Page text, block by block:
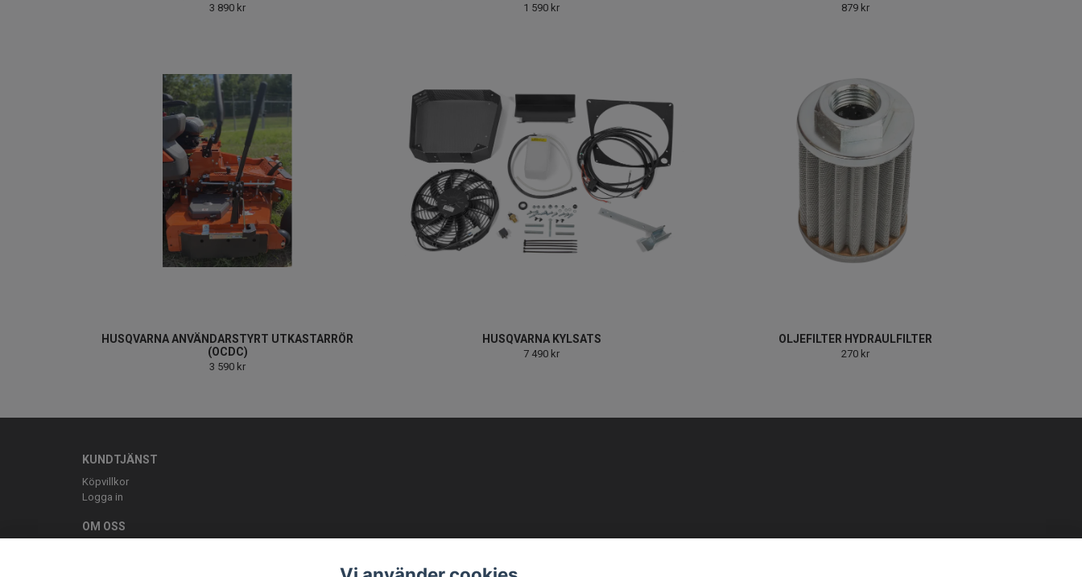
3 890 kr 1 590 kr 879 kr
HUSQVARNA ANVÄNDARSTYRT UTKASTARRÖR
(OCDC)
3 590 kr
HUSQVARNA KYLSATS
7 490 kr
OLJEFILTER HYDRAULFILTER
270 kr
KUNDTJÄNST
Köpvillkor
Logga in
OM OSS